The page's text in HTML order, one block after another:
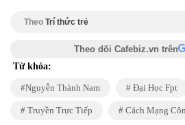
Theo Trí thức trẻ
Theo dõi Cafebiz.vn trên
Từ khóa:
Nguyễn Thành Nam Đại Học Fpt
Truyền Trực Tiếp Cách Mạng